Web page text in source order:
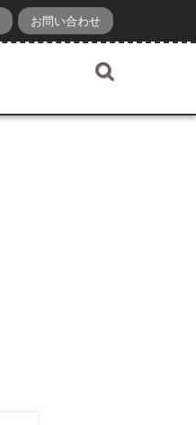
お問い合わせ